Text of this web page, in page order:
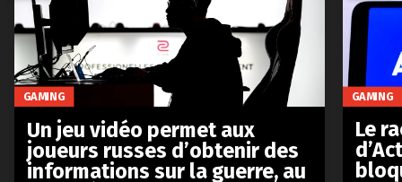
GAMING
Un jeu vidéo permet aux
joueurs russes d’obtenir des
informations sur la guerre, au
GAMING
Le